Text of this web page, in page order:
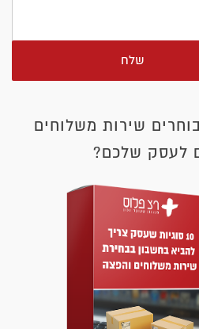
שלח
שירות משלוחים
לעסק שלכם?